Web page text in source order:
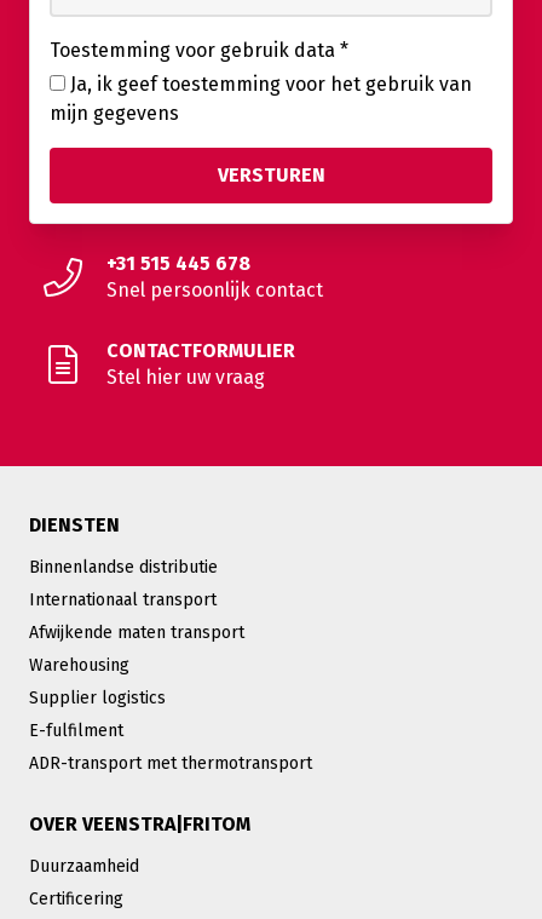
Toestemming voor gebruik data *
Ja, ik geef toestemming voor het gebruik van
mijn gegevens
+31 515 445 678
Snel persoonlijk contact
CONTACTFORMULIER
Stel hier uw vraag
DIENSTEN
Binnenlandse distributie
Internationaal transport
Afwijkende maten transport
Warehousing
Supplier logistics
E-fulfilment
ADR-transport met thermotransport
OVER VEENSTRA|FRITOM
Duurzaamheid
Certificering